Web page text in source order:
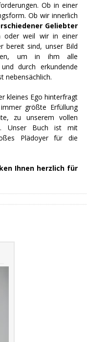
Ob in einer
Ob wir innerlich
Geliebter
oder weil wir in einer
bereit sind, unser Bild
um in ihm alle
durch erkundende
nebensächlich.
kleines Ego hinterfragt
größte Erfüllung
zu unserem vollen
Unser Buch ist mit
Plädoyer für die
Ihnen herzlich für